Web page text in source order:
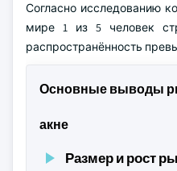
Согласно исследованию
мире 1 из 5 человек
распространённость
Основные выводы
акне
Размер и рост